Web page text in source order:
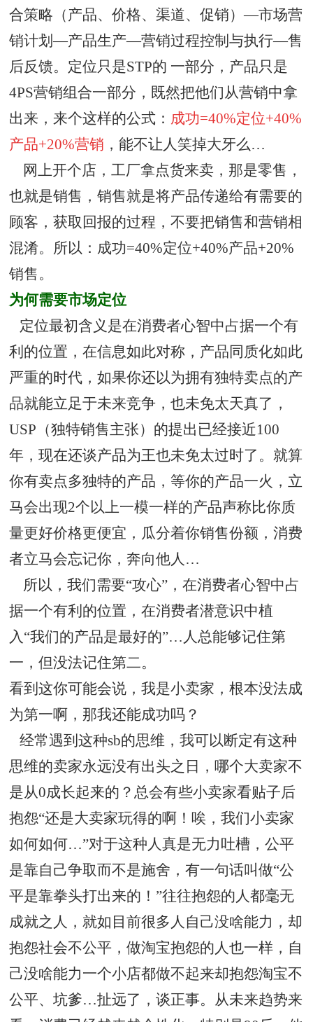
合策略（产品、价格、渠道、促销）—市场营
销计划—产品生产—营销过程控制与执行—售
后反馈。定位只是STP的 一部分，产品只是
4PS营销组合一部分，既然把他们从营销中拿
出来，来个这样的公式： 成功=40%定位+40%
产品+20%营销 ，能不让人笑掉大牙么…
网上开个店，工厂拿点货来卖，那是零售，
也就是销售，销售就是将产品传递给有需要的
顾客，获取回报的过程，不要把销售和营销相
混淆。所以：成功=40%定位+40%产品+20%
销售。
为何需要市场定位
定位最初含义是在消费者心智中占据一个有
利的位置，在信息如此对称，产品同质化如此
严重的时代，如果你还以为拥有独特卖点的产
品就能立足于未来竞争，也未免太天真了，
USP（独特销售主张）的提出已经接近100
年，现在还谈产品为王也未免太过时了。就算
你有卖点多独特的产品，等你的产品一火，立
马会出现2个以上一模一样的产品声称比你质
量更好价格更便宜，瓜分着你销售份额，消费
者立马会忘记你，奔向他人…
所以，我们需要“攻心”，在消费者心智中占
据一个有利的位置，在消费者潜意识中植
入“我们的产品是最好的”…人总能够记住第
一，但没法记住第二。
看到这你可能会说，我是小卖家，根本没法成
为第一啊，那我还能成功吗？
经常遇到这种sb的思维，我可以断定有这种
思维的卖家永远没有出头之日，哪个大卖家不
是从0成长起来的？总会有些小卖家看贴子后
抱怨“还是大卖家玩得的啊！唉，我们小卖家
如何如何…”对于这种人真是无力吐槽，公平
是靠自己争取而不是施舍，有一句话叫做“公
平是靠拳头打出来的！”往往抱怨的人都毫无
成就之人，就如目前很多人自己没啥能力，却
抱怨社会不公平，做淘宝抱怨的人也一样，自
己没啥能力一个小店都做不起来却抱怨淘宝不
公平、坑爹…扯远了，谈正事。从未来趋势来